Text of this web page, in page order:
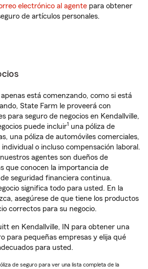
electrónico al agente para obtener
de artículos personales.
está comenzando, como si está
State Farm le proveerá con
para seguro de negocios en Kendallville,
puede incluir1 una póliza de
una póliza de automóviles comerciales,
o incluso compensación laboral.
agentes son dueños de
que conocen la importancia de
seguridad financiera continua.
significa todo para usted. En la
asegúrese de que tiene los productos
correctos para su negocio.
en Kendallville, IN para obtener una
para pequeñas empresas y elija qué
para usted.
de seguro para ver una lista completa de la